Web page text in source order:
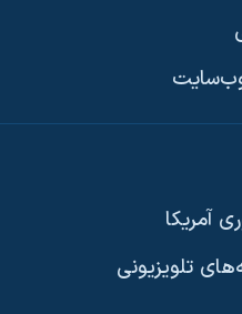
آمریکا
تلویزیونی